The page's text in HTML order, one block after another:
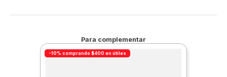
Para complementar
-10% comprando $400 en útiles